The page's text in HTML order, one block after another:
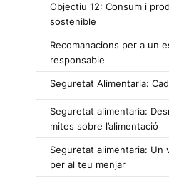
Objectiu 12: Consum i
sostenible
Recomanacions per a un
responsable
Seguretat Alimentaria:
Seguretat alimentaria:
mites sobre l’alimentació
Seguretat alimentaria: Un
per al teu menjar